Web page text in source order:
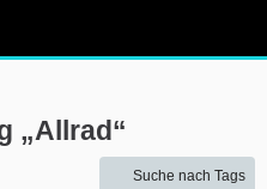
„Allrad“
Suche nach Tags